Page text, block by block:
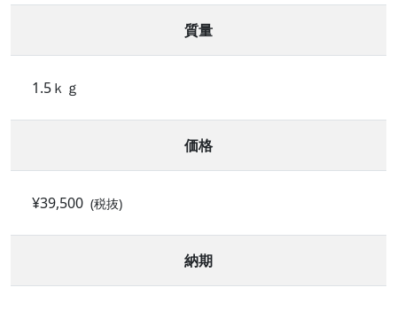
質量
1.5ｋｇ
価格
¥39,500 (税抜)
納期